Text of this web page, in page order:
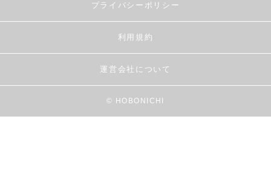
プライバシーポリシー
利用規約
運営会社について
© HOBONICHI